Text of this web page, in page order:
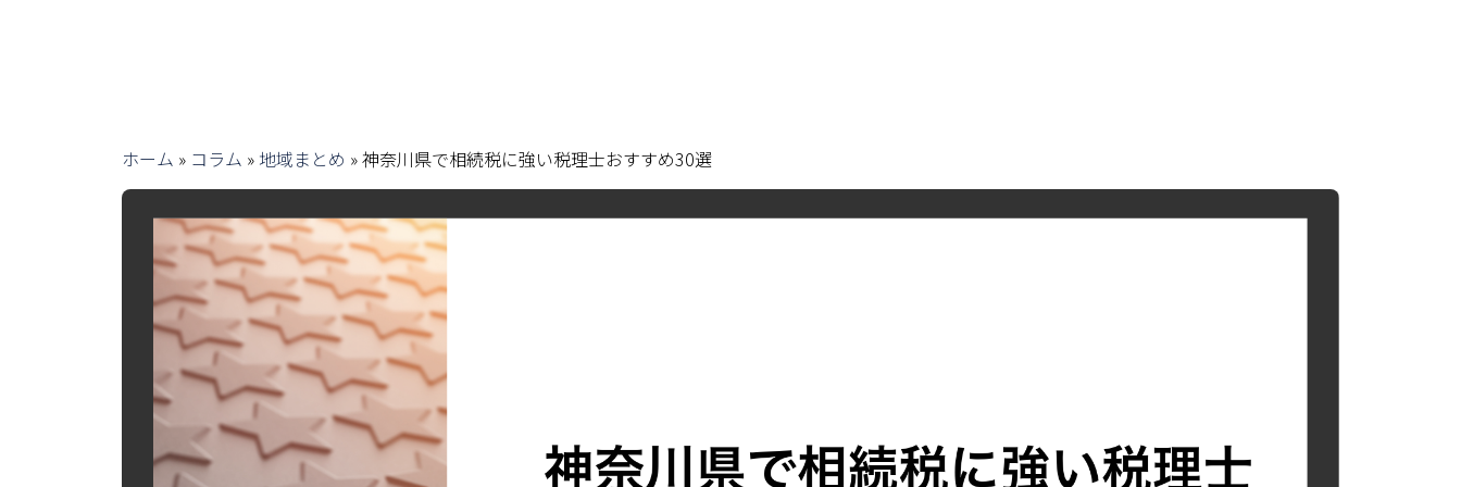
ホーム » コラム » 地域まとめ »神奈川県で相続税に強い税理士おすすめ30選